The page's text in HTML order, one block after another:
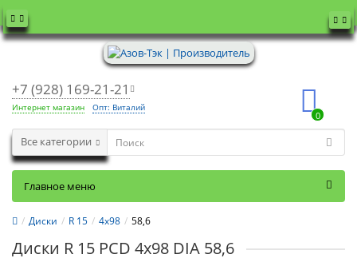
+7 (928) 169-21-21
Интернет магазин Опт: Виталий
0
Все категории
Главное меню
Диски R 15 4x98 58,6
Диски R 15 PCD 4x98 DIA 58,6